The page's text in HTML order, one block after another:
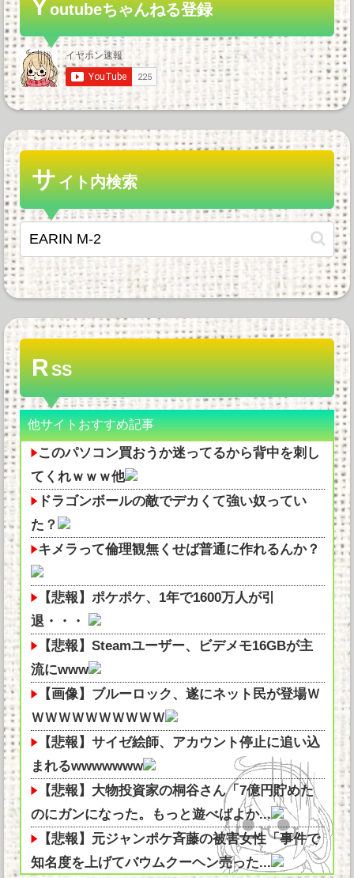
Youtubeちゃんねる登録
サイト内検索
RSS
他サイトおすすめ記事
このパソコン買おうか迷ってるから背中を刺し
てくれｗｗｗ他
ドラゴンボールの敵でデカくて強い奴ってい
た？
キメラって倫理観無くせば普通に作れるんか？
【悲報】ポケポケ、1年で1600万人が引
退・・・
【悲報】Steamユーザー、ビデメモ16GBが主
流にwww
【画像】ブルーロック、遂にネット民が登場Ｗ
ＷＷＷＷＷＷＷＷＷＷ
【悲報】サイゼ絵師、アカウント停止に追い込
まれるwwwwwww
【悲報】大物投資家の桐谷さん「7億円貯めた
のにガンになった。もっと遊べばよか...
【悲報】元ジャンポケ斉藤の被害女性「事件で
知名度を上げてバウムクーヘン売った...